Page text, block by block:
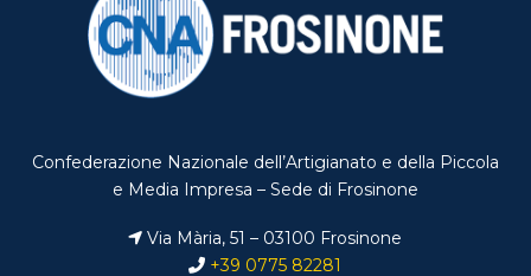
Confederazione Nazionale dell’Artigianato e della Piccola
e Media Impresa – Sede di Frosinone
Via Mària, 51 – 03100 Frosinone
+39 0775 82281